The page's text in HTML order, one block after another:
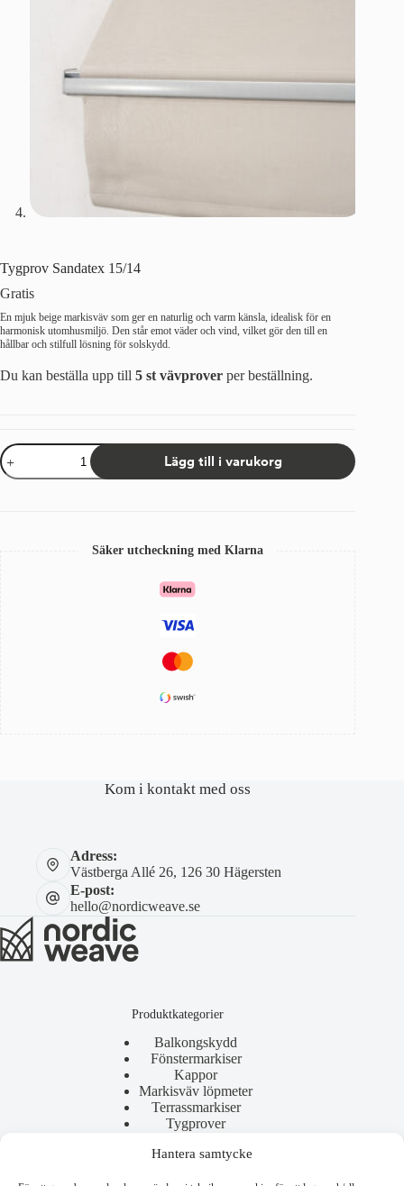
Hantera samtycke
Tygprov Sandatex 15/14
Gratis
En mjuk beige markisväv som ger en naturlig och varm känsla, idealisk för en
harmonisk utomhusmiljö. Den står emot väder och vind, vilket gör den till en
hållbar och stilfull lösning för solskydd.
Du kan beställa upp till 5 st vävprover per beställning.
Tygprov
Sandatex
15/14
Lägg till i varukorg
Säker utcheckning med Klarna
Kom i kontakt med oss
Adress:
Västberga Allé 26, 126 30 Hägersten
E-post:
hello@nordicweave.se
Produktkategorier
Balkongskydd
Fönstermarkiser
Kappor
Markisväv löpmeter
Terrassmarkiser
Tygprover